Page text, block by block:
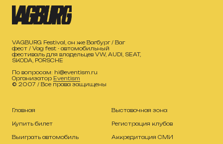
VAGBURG Festival, он же Вагбург / Ваг
фест / Vag fest - автомобильный
фестиваль для владельцев VW, AUDI, SEAT,
SKODA, PORSCHE
По вопросам: hi@eventism.ru
Организатор Eventism
© 2007 / Все права защищены
Главная
Купить билет
Выиграть автомобиль
Выставочная зона
Регистрация клубов
Аккредитация СМИ